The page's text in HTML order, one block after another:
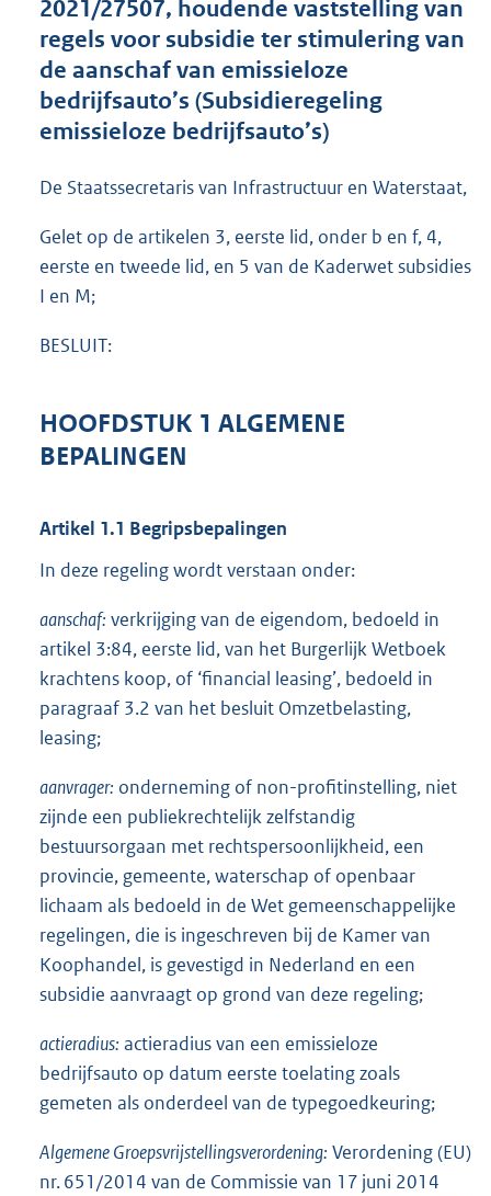
o
o
t
e
:
,
M
2021/27507, houdende vaststelling van
regels voor subsidie ter stimulering van
de aanschaf van emissieloze
bedrijfsauto’s (Subsidieregeling
emissieloze bedrijfsauto’s)
De Staatssecretaris van Infrastructuur en Waterstaat,
Gelet op de artikelen 3, eerste lid, onder b en f, 4,
eerste en tweede lid, en 5 van de Kaderwet subsidies
I en M;
BESLUIT:
HOOFDSTUK 1 ALGEMENE
BEPALINGEN
Artikel 1.1 Begripsbepalingen
In deze regeling wordt verstaan onder:
aanschaf: verkrijging van de eigendom, bedoeld in
artikel 3:84, eerste lid, van het Burgerlijk Wetboek
krachtens koop, of ‘financial leasing’, bedoeld in
paragraaf 3.2 van het besluit Omzetbelasting,
leasing;
aanvrager: onderneming of non-profitinstelling, niet
zijnde een publiekrechtelijk zelfstandig
bestuursorgaan met rechtspersoonlijkheid, een
provincie, gemeente, waterschap of openbaar
lichaam als bedoeld in de Wet gemeenschappelijke
regelingen, die is ingeschreven bij de Kamer van
Koophandel, is gevestigd in Nederland en een
subsidie aanvraagt op grond van deze regeling;
actieradius: actieradius van een emissieloze
bedrijfsauto op datum eerste toelating zoals
gemeten als onderdeel van de typegoedkeuring;
Algemene Groepsvrijstellingsverordening: Verordening (EU)
nr. 651/2014 van de Commissie van 17 juni 2014